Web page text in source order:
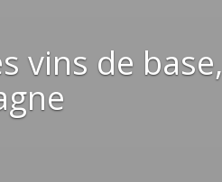
vins de base,